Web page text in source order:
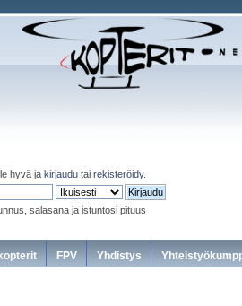
hyvä ja kirjaudu tai rekisteröidy.
salasana ja istuntosi pituus
FPV Yhdistys